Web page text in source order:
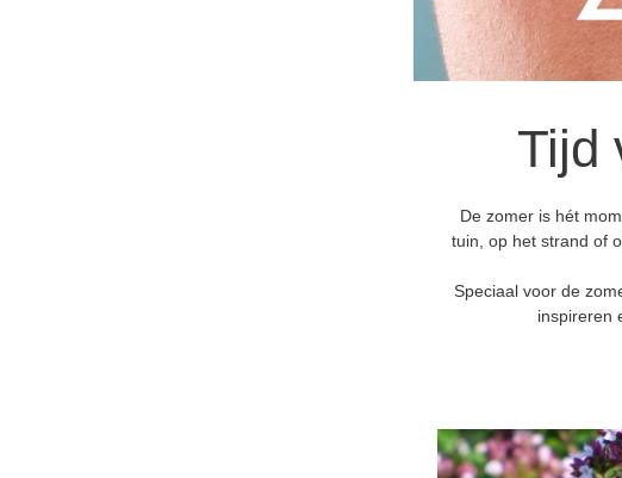
Tijd
De zomer is hét
tuin, op het strand of
Speciaal voor de
inspireren